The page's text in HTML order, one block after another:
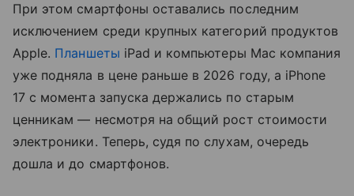
При этом смартфоны оставались последним
исключением среди крупных категорий продуктов
Apple. Планшеты iPad и компьютеры Mac компания
уже подняла в цене раньше в 2026 году, а iPhone
17 с момента запуска держались по старым
ценникам — несмотря на общий рост стоимости
электроники. Теперь, судя по слухам, очередь
дошла и до смартфонов.